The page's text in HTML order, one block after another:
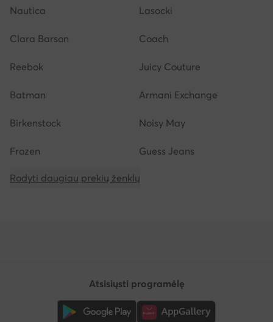
Nautica Lasocki
Clara Barson Coach
Reebok Juicy Couture
Batman Armani Exchange
Birkenstock Noisy May
Frozen Guess Jeans
Rodyti daugiau prekių ženklų
Atsisiųsti programėlę